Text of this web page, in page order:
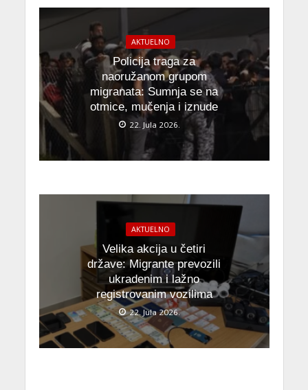
AKTUELNO
Policija traga za
naoružanom grupom
migranata: Sumnja se na
otmice, mučenja i iznude
22. Jula 2026.
AKTUELNO
Velika akcija u četiri
države: Migrante prevozili
ukradenim i lažno
registrovanim vozilima
22. Jula 2026.